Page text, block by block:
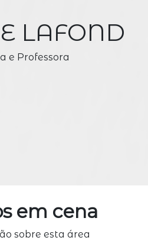
LAFOND
e Professora
em cena
sobre esta área